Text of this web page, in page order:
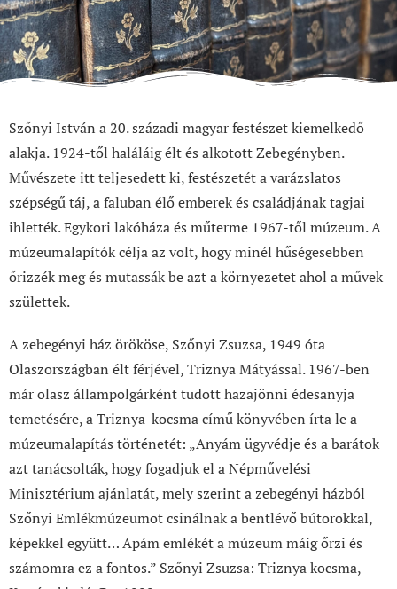
Szőnyi István a 20. századi magyar festészet kiemelkedő
alakja. 1924-től haláláig élt és alkotott Zebegényben.
Művészete itt teljesedett ki, festészetét a varázslatos
szépségű táj, a faluban élő emberek és családjának tagjai
ihlették. Egykori lakóháza és műterme 1967-től múzeum. A
múzeumalapítók célja az volt, hogy minél hűségesebben
őrizzék meg és mutassák be azt a környezetet ahol a művek
születtek.
A zebegényi ház örököse, Szőnyi Zsuzsa, 1949 óta
Olaszországban élt férjével, Triznya Mátyással. 1967-ben
már olasz állampolgárként tudott hazajönni édesanyja
temetésére, a Triznya-kocsma című könyvében írta le a
múzeumalapítás történetét: „Anyám ügyvédje és a barátok
azt tanácsolták, hogy fogadjuk el a Népművelési
Minisztérium ajánlatát, mely szerint a zebegényi házból
Szőnyi Emlékmúzeumot csinálnak a bentlévő bútorokkal,
képekkel együtt… Apám emlékét a múzeum máig őrzi és
számomra ez a fontos.” Szőnyi Zsuzsa: Triznya kocsma,